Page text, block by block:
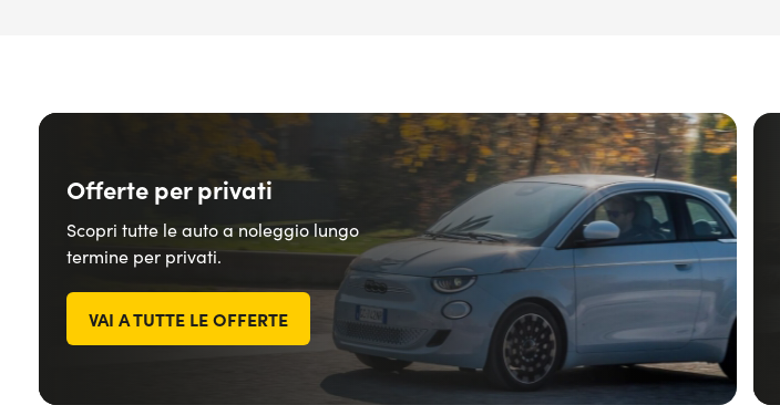
Offerte per privati
Scopri tutte le auto a noleggio lungo
termine per privati.
VAI A TUTTE LE OFFERTE